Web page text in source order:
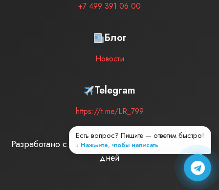
+7 499 391 06 00
Блог
Новости
Telegram
https://t.me/LR_799
Разработано с любовью | Мы на рынке –
дней
Есть вопрос? Пишите — ответим быстро!
↓ Нажмите, чтобы написать